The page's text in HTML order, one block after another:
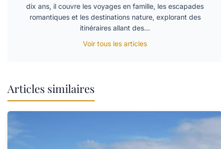
dix ans, il couvre les voyages en famille, les escapades
romantiques et les destinations nature, explorant des
itinéraires allant des…
Voir tous les articles
Articles similaires